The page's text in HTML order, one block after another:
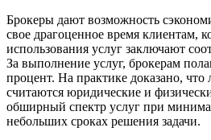
Брокеры дают возможность
свое драгоценное время клиентам,
использования услуг заключают
За выполнение услуг, брокерам
процент. На практике доказано,
считаются юридические и
обширный спектр услуг при
небольших сроках решения задачи.